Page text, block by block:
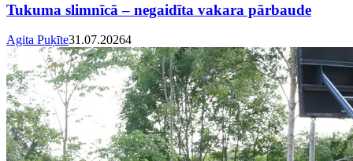
Tukuma slimnīcā – negaidīta vakara pārbaude
Agita Puķīte31.07.20264